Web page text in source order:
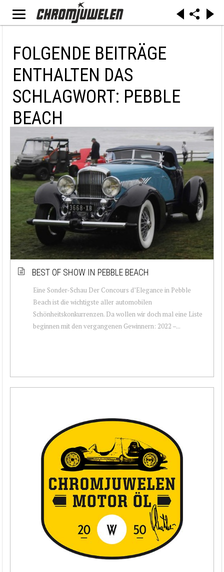
FOLGENDE BEITRÄGE
ENTHALTEN DAS
SCHLAGWORT: PEBBLE
BEACH
BEST OF SHOW IN PEBBLE BEACH
Eine Sonder-Schau Der Concours d’Elegance in Pebble
Beach ist die wichtigste aller automobilen
Schönheitskonkurrenzen. Da wollen wir doch mal eine Liste
beginnen mit den vergangenen Gewinnern: 2022 –...